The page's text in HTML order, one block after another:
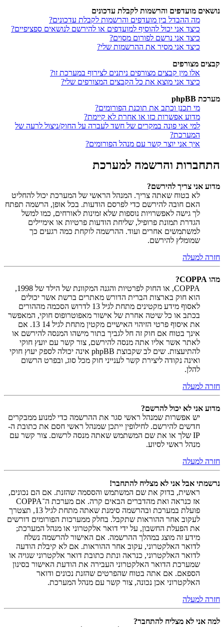
נושאים מועדפים והרשמות לקבלת עדכונים
מה ההבדל בין מועדפים והרשמות לקבלת עדכונים?
כיצד אני יכול להוסיף למועדפים או להירשם לנושאים ספציפיים?
כיצד אני נרשם לפורום מסוים?
כיצד אני מסיר את ההרשמות שלי?
קבצים מצורפים
אלו מין קבצים מצורפים ניתנים לצירוף במערכת זו?
כיצד אני מוצא את כל הקבצים המצורפים שלי?
מערכת phpBB
מי תכנן וכתב את תוכנת הפורומים?
מדוע אפשרות כזו או אחרת לא קיימת?
למי אני פונה במקרים של חשד לעברה על החוק/ניצול לרעה של
המערכת?
איך אני יוצר קשר עם מנהל הפורומים?
התחברות והרשמה למערכת
מדוע אני צריך להירשם?
לא בטוח שאתה צריך. המנהל הראשי של המערכת יכול להחליט
האם חובה להירשם כדי לפרסם הודעות. בכל אופן, הרשמה תפתח
לך גישה לאפשרויות נוספות שלא זמינות לאורחים, כמו למשל
הגדרת תמונת פרופיל, שליחת הודעות פרטיות או אימיילים
למשתמשים אחרים ועוד. ההרשמה לוקחת כמה רגעים כך
שמומלץ להירשם.
חזרה למעלה
מהו COPPA?
COPPA, או החוק לפרטיות והגנה המקוונת של הילד של 1998,
הוא חוק בארצות הברית הדורש מאתרים ברשת אשר יכולים
לאסוף מידע מקטינים מתחת לגיל 13 לדרוש הסכמה מההורים
בכתב או כל שיטה אחרת של אישור מאפוטרופוס חוקי, המאפשר
את איסוף פרטי הזיהוי האישיים מקטין מתחת לגיל 14 13. אם
אינך בטוח אם חוק זה חל לגביך בתור מישהו המנסה להירשם או
לאתר אשר אליו אתה מנסה להירשם, צור קשר עם יועץ חוקי
להתיעצות. שים לב שקבוצת phpBB אינה יכולה לספק יעוץ חוקי
ואינה נקודה ליצירת קשר לענייני חוק מכל סוג, ובפרט הרשום
להלן.
חזרה למעלה
מדוע אני לא יכול להרשם?
יש אפשרות שמנהל ראשי סגר את ההרשמה כדי למנוע ממבקרים
חדשים להירשם. לחילופין ייתכן שמנהל ראשי חסם את כתובת ה-
IP שלך או את שם המשתמש שאתה מנסה לרשום. צור קשר עם
מנהל ראשי לסיוע.
חזרה למעלה
נרשמתי אבל אני לא מצליח להתחבר!
ראשית, בדוק את שם המשתמש והססמה שהזנת. אם הם נכונים,
אז כנראה ואת מהדברים הבאים קרה. אם מערכת ה־COPPA
פועלת במערכת ובהרשמה סימנת שאתה מתחת לגיל 13, תצטרך
לעקוב אחר ההוראות שתקבל. בחלק ממערכות הפורומים דורשים
את הפעלת החשבון, על ידי דואר אלקטרוני או מנהל המערכת;
מידע זה מוצג במהלך ההרשמה. אם האישור להרשמה נשלח
לדואר האלקטרוני, עקוב אחר ההוראות. אם לא קיבלת הודעה
לדואר האלקטרוני, כנראה ונתת כתובת דואר אלקטרוני שגויה או
שמערכת הדואר האלקטרוני העבירה את הודעת האישור בסינון
הספאם. אם אתה בטוח שהפרטים שהזנת נכונים ודואר
האלקטרוני אכן נכונה, צור קשר עם מנהל המערכת.
חזרה למעלה
למה אני לא מצליח להתחבר?